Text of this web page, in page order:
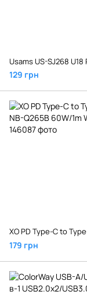
129 грн
179 грн